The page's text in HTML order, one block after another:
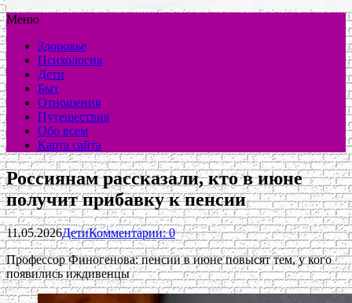
Меню
Здоровье
Психология
Дети
Быт
Отношения
Путешествия
Обо всем
Карта сайта
Россиянам рассказали, кто в июне
получит прибавку к пенсии
11.05.2026ДетиКомментарии: 0
Профессор Финогенова: пенсии в июне повысят тем, у кого
появились иждивенцы